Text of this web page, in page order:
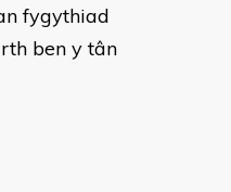
fygythiad
ben y tân